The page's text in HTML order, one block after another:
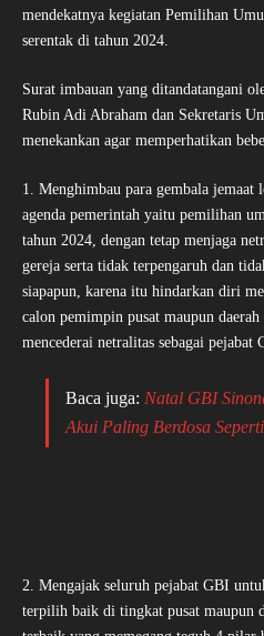
mendekatnya kegiatan Pemilihan
serentak di tahun 2024.
Surat imbauan yang ditandatangani
Rubin Adi Abraham dan Sekretaris
menekankan agar memperhatikan
1. Menghimbau para gembala
agenda pemerintah yaitu pemilihan
tahun 2024, dengan tetap menjaga
gereja serta tidak terpengaruh dan
siapapun, karena itu hindarkan diri
calon pemimpin pusat maupun
mencederai netralitas sebagai pejabat
Baca juga: Natal GBI
Akui Paling Berdosa
2. Mengajak seluruh pejabat GBI
terpilih baik di tingkat pusat maupun